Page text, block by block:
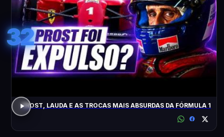
32
PROST, LAUDA E AS TROCAS MAIS ABSURDAS DA FÓRMULA 1